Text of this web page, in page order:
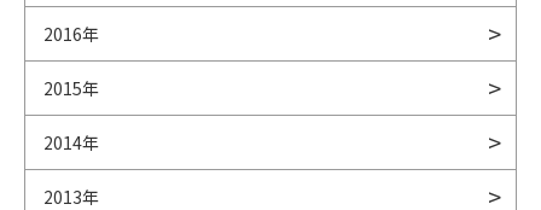
2016年
2015年
2014年
2013年